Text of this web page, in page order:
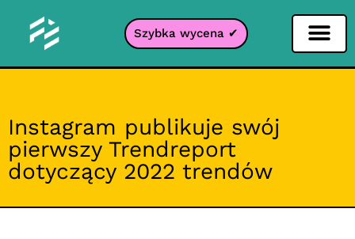
Szybka wycena ✔
Instagram publikuje swój
pierwszy Trendreport
dotyczący 2022 trendów